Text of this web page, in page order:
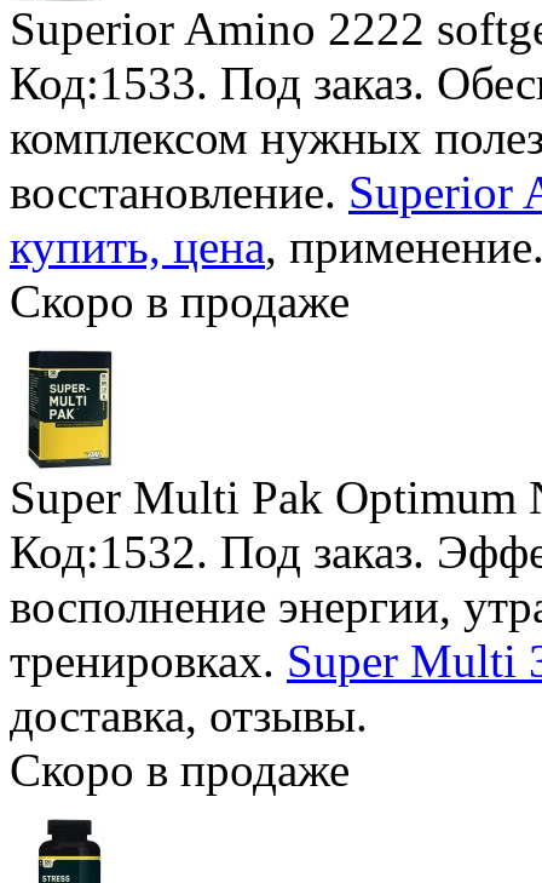
Superior Amino 2222
Код:1533. Под заказ.
комплексом нужных
восстановление. Superior
купить, цена,
Скоро в продаже
Super Multi Pak Optimum
Код:1532. Под заказ.
восполнение энергии,
тренировках. Super Multi
доставка, отзывы.
Скоро в продаже